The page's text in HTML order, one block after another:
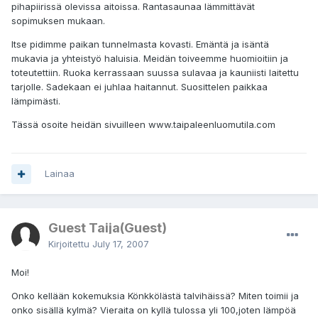
pihapiirissä olevissa aitoissa. Rantasaunaa lämmittävät
sopimuksen mukaan.
Itse pidimme paikan tunnelmasta kovasti. Emäntä ja isäntä
mukavia ja yhteistyö haluisia. Meidän toiveemme huomioitiin ja
toteutettiin. Ruoka kerrassaan suussa sulavaa ja kauniisti laitettu
tarjolle. Sadekaan ei juhlaa haitannut. Suosittelen paikkaa
lämpimästi.
Tässä osoite heidän sivuilleen www.taipaleenluomutila.com
Lainaa
Guest Taija(Guest)
Kirjoitettu July 17, 2007
Moi!
Onko kellään kokemuksia Könkkölästä talvihäissä? Miten toimii ja
onko sisällä kylmä? Vieraita on kyllä tulossa yli 100,joten lämpöä